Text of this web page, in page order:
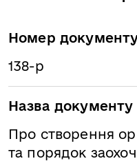
Номер
138-р
Назва документу
Про створення
та порядок